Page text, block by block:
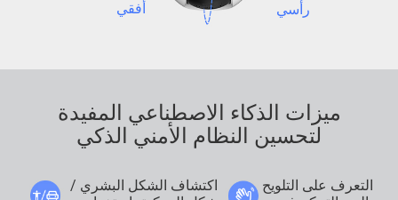
أفقي رأسي
ميزات الذكاء الاصطناعي المفيدة
لتحسين النظام الأمني الذكي
اكتشاف الشكل البشري /
التعرف على التلويح